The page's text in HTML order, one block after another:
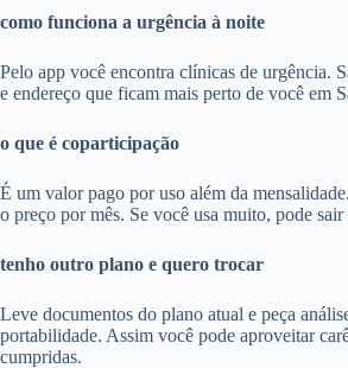
como funciona a urgência à noite
Pelo app você encontra clínicas de urgência.
e endereço que ficam mais perto de você em
o que é coparticipação
É um valor pago por uso além da
o preço por mês. Se você usa muito, pode sair
tenho outro plano e quero trocar
Leve documentos do plano atual e peça
portabilidade. Assim você pode aproveitar
cumpridas.